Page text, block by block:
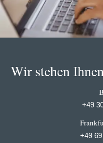
Wir stehen
+49
+49